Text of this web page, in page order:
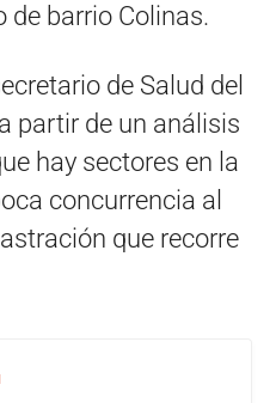
de barrio Colinas.
de Salud del
partir de un análisis
hay sectores en la
concurrencia al
que recorre